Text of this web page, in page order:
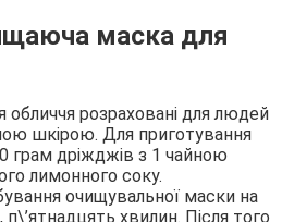
маска для
обличчя розраховані для людей
шкірою. Для приготування
грам дріжджів з 1 чайною
лимонного соку.
очищувальної маски на
п\’ятнадцять хвилин. Після того